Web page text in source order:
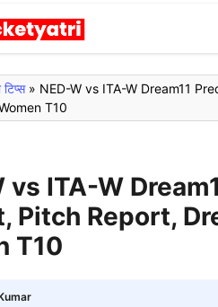
» NED-W vs ITA-W Dream11
T10
vs ITA-W
Pitch Report,
T10